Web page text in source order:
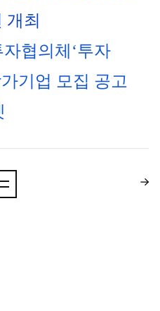
개최
협의체‘투자
기업 모집 공고